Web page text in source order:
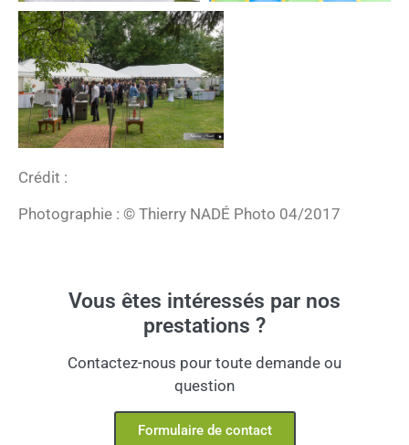
Crédit :
Photographie : © Thierry NADÉ Photo 04/2017
Vous êtes intéressés par nos
prestations ?
Contactez-nous pour toute demande ou
question
Formulaire de contact